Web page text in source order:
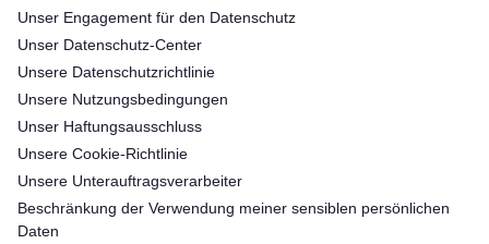
Unser Engagement für den Datenschutz
Unser Datenschutz-Center
Unsere Datenschutzrichtlinie
Unsere Nutzungsbedingungen
Unser Haftungsausschluss
Unsere Cookie-Richtlinie
Unsere Unterauftragsverarbeiter
Beschränkung der Verwendung meiner sensiblen persönlichen
Daten